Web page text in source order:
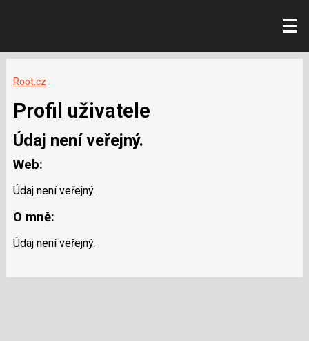
Root.cz
Profil uživatele
Údaj není veřejný.
Web:
Údaj není veřejný.
O mně:
Údaj není veřejný.